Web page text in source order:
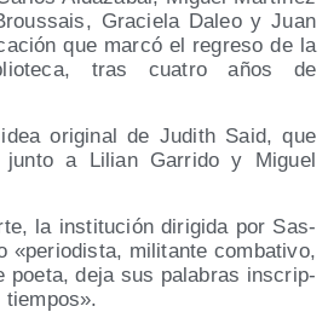
Gra­cie­la Daleo y Juan
que mar­có el regre­so de la
tras cua­tro años de
ori­gi­nal de Judith Said, que
a Lilian Garri­do y Miguel
la ins­ti­tu­ción diri­gi­da por Sas­
«perio­dis­ta, mili­tan­te com­ba­ti­vo,
poe­ta, deja sus pala­bras ins­crip­